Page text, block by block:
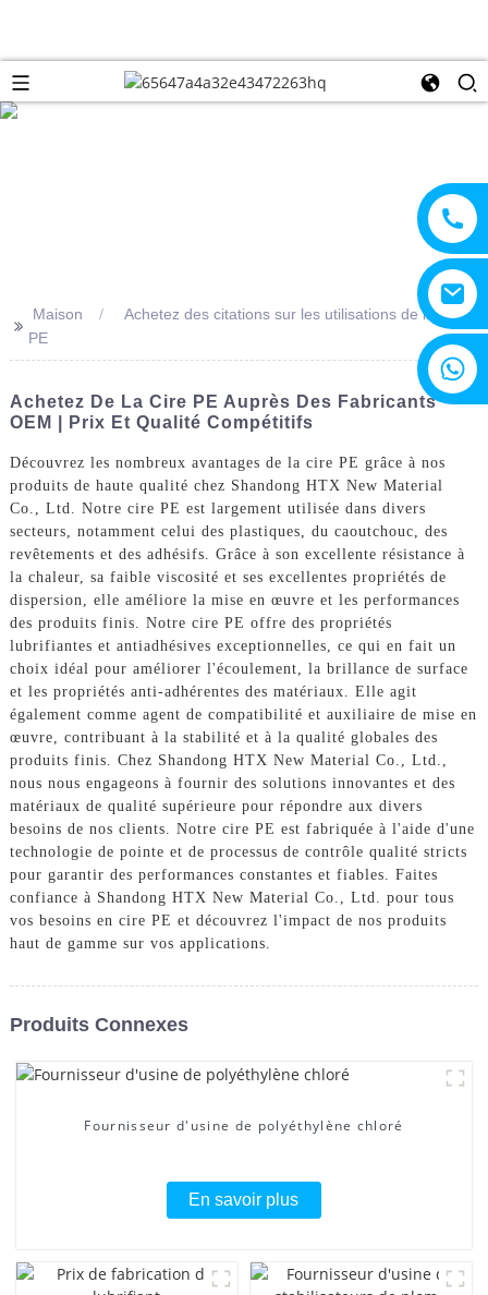
+8615805330828
>> Maison
Achetez des citations sur les utilisations de la cire
PE
Achetez De La Cire PE Auprès Des Fabricants
OEM | Prix Et Qualité Compétitifs
Découvrez les nombreux avantages de la cire PE grâce à nos
produits de haute qualité chez Shandong HTX New Material
Co., Ltd. Notre cire PE est largement utilisée dans divers
secteurs, notamment celui des plastiques, du caoutchouc, des
revêtements et des adhésifs. Grâce à son excellente résistance à
la chaleur, sa faible viscosité et ses excellentes propriétés de
dispersion, elle améliore la mise en œuvre et les performances
des produits finis. Notre cire PE offre des propriétés
lubrifiantes et antiadhésives exceptionnelles, ce qui en fait un
choix idéal pour améliorer l'écoulement, la brillance de surface
et les propriétés anti-adhérentes des matériaux. Elle agit
également comme agent de compatibilité et auxiliaire de mise en
œuvre, contribuant à la stabilité et à la qualité globales des
produits finis. Chez Shandong HTX New Material Co., Ltd.,
nous nous engageons à fournir des solutions innovantes et des
matériaux de qualité supérieure pour répondre aux divers
besoins de nos clients. Notre cire PE est fabriquée à l'aide d'une
technologie de pointe et de processus de contrôle qualité stricts
pour garantir des performances constantes et fiables. Faites
confiance à Shandong HTX New Material Co., Ltd. pour tous
vos besoins en cire PE et découvrez l'impact de nos produits
haut de gamme sur vos applications.
Produits Connexes
Fournisseur d'usine de polyéthylène chloré
En savoir plus